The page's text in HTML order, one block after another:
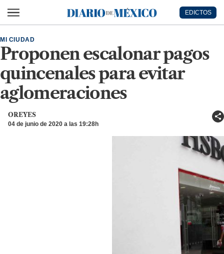
Diario de México
EDICTOS
Proponen escalonar pagos
quincenales para evitar
aglomeraciones
MI CIUDAD
OREYES
04 de junio de 2020 a las 19:28h